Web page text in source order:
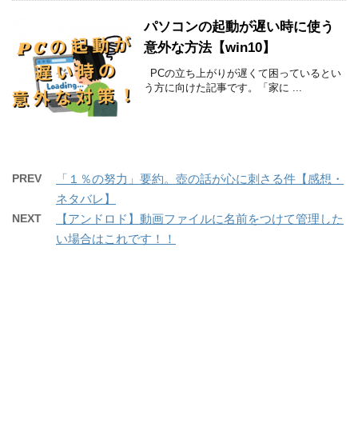
パソコンの起動が遅い時に使う
意外な方法【win10】
PCの立ち上がりが遅くて困っているとい
う方に向けた記事です。「家に ...
PREV
「１％の努力」要約。壺の話が心に刺さる件【感想・
ネタバレ】
NEXT
【アンドロド】動画ファイルに名前をつけて管理した
い場合はこれです！！